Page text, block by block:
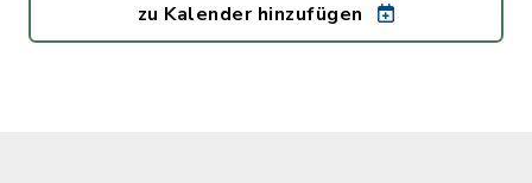
zu Kalender hinzufügen